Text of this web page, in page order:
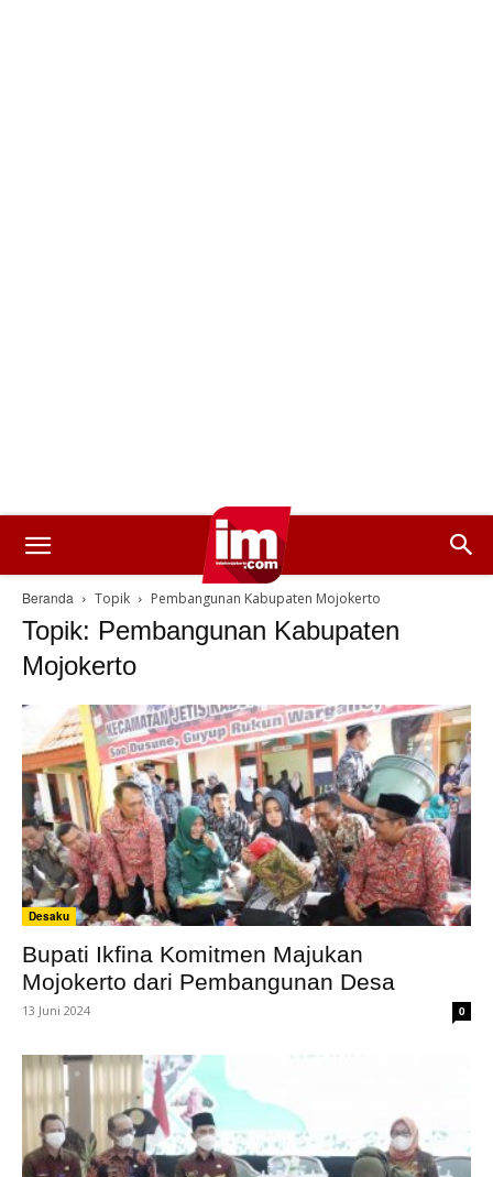
Beranda Topik Pembangunan Kabupaten Mojokerto
Topik: Pembangunan Kabupaten
Mojokerto
Desaku
Bupati Ikfina Komitmen Majukan
Mojokerto dari Pembangunan Desa
13 Juni 2024 0